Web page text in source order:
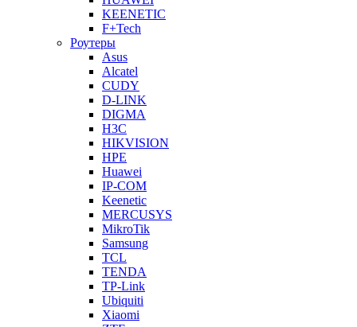
KEENETIC
F+Tech
Роутеры
Asus
Alcatel
CUDY
D-LINK
DIGMA
H3C
HIKVISION
HPE
Huawei
IP-COM
Keenetic
MERCUSYS
MikroTik
Samsung
TCL
TENDA
TP-Link
Ubiquiti
Xiaomi